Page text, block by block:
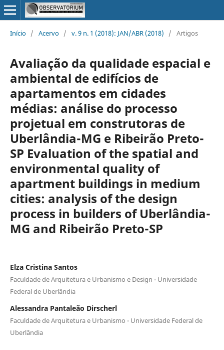
Início / Acervo / v. 9 n. 1 (2018): JAN/ABR (2018) / Artigos
Avaliação da qualidade espacial e
ambiental de edifícios de
apartamentos em cidades
médias: análise do processo
projetual em construtoras de
Uberlândia-MG e Ribeirão Preto-
SP Evaluation of the spatial and
environmental quality of
apartment buildings in medium
cities: analysis of the design
process in builders of Uberlândia-
MG and Ribeirão Preto-SP
Elza Cristina Santos
Faculdade de Arquitetura e Urbanismo e Design - Universidade
Federal de Uberlândia
Alessandra Pantaleão Dirscherl
Faculdade de Arquitetura e Urbanismo - Universidade Federal de
Uberlândia